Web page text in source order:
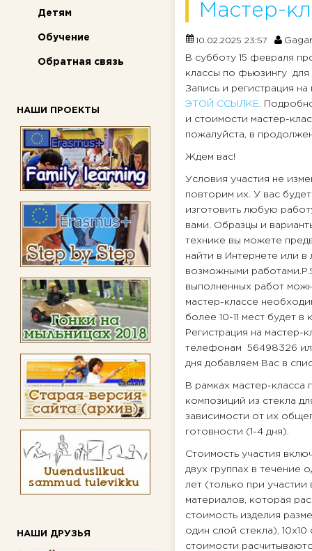
Детям
Обучение
Обратная связь
НАШИ ПРОЕКТЫ
НАШИ ДРУЗЬЯ
Мастер-
10.02.2025 23:57
В субботу 15 февраля
классы по фьюзингу для
Запись и регистрация
ЭТОЙ ССЫЛКЕ.
и стоимости мастер-
пожалуйста, в
Ждем вас!
Условия участия не
повторим их. У вас
изготовить любую
вами. Образцы и
технике вы можете
найти в Интернете или в
возможными
выполненных работ
мастер-классе
более 10-11 мест будет
Регистрация на мастер-
телефонам 56498326
дня добавляем Вас в
В рамках мастер-класса
композиций из стекла
зависимости от их
готовности (1-4 дня).
Стоимость участия
двух группах в течение
лет (только при
материалов, которая
стоимость изделия
один слой стекла),
стоимости